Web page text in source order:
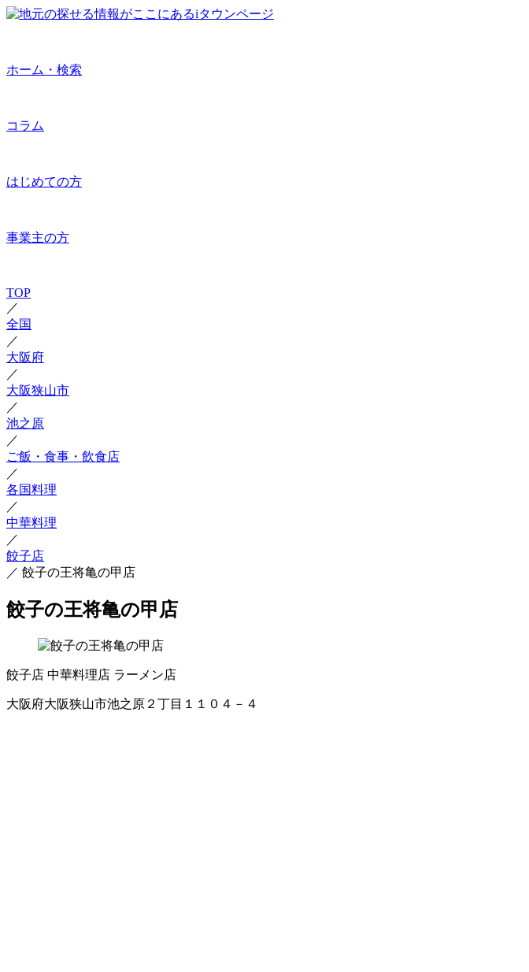
ホーム・検索
コラム
はじめての方
事業主の方
TOP
／
全国
／
大阪府
／
大阪狭山市
／
池之原
／
ご飯・食事・飲食店
／
各国料理
／
中華料理
／
餃子店
／ 餃子の王将亀の甲店
餃子の王将亀の甲店
餃子店 中華料理店 ラーメン店
大阪府大阪狭山市池之原２丁目１１０４－４